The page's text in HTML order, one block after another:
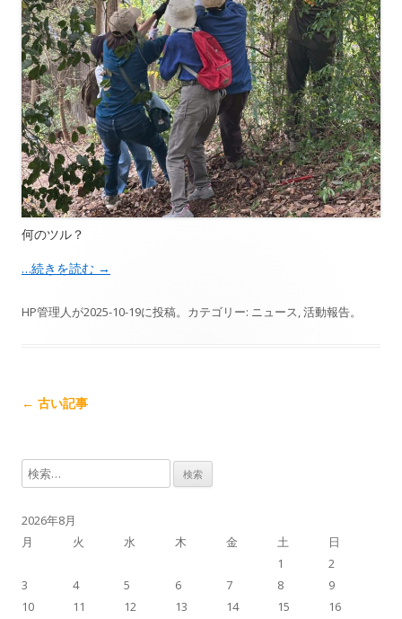
何のツル？
…続きを読む →
HP管理人が2025-10-19に投稿。カテゴリー: ニュース,活動報告。
記
ビ
ー
ョ
ン
← 古い記事
検
索
2026年8月
月
火 水 木 金 土
日
1
2
3
4 5 6 7 8
9
10
11 12 13 14 15
16